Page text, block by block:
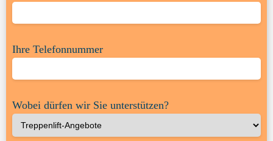
Ihre Telefonnummer
Wobei dürfen wir Sie unterstützen?